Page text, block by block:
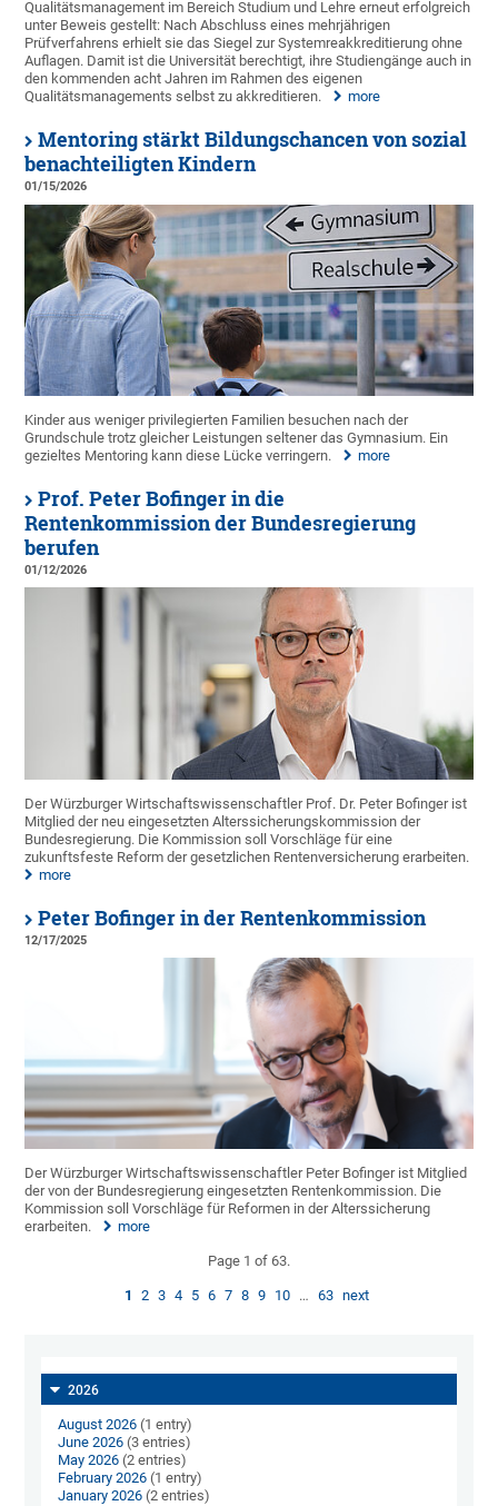
Qualitätsmanagement im Bereich Studium und Lehre erneut erfolgreich
unter Beweis gestellt: Nach Abschluss eines mehrjährigen
Prüfverfahrens erhielt sie das Siegel zur Systemreakkreditierung ohne
Auflagen. Damit ist die Universität berechtigt, ihre Studiengänge auch in
den kommenden acht Jahren im Rahmen des eigenen
Qualitätsmanagements selbst zu akkreditieren.
more
Mentoring stärkt Bildungschancen von sozial
benachteiligten Kindern
01/15/2026
Kinder aus weniger privilegierten Familien besuchen nach der
Grundschule trotz gleicher Leistungen seltener das Gymnasium. Ein
gezieltes Mentoring kann diese Lücke verringern.
more
Prof. Peter Bofinger in die
Rentenkommission der Bundesregierung
berufen
01/12/2026
Der Würzburger Wirtschaftswissenschaftler Prof. Dr. Peter Bofinger ist
Mitglied der neu eingesetzten Alterssicherungskommission der
Bundesregierung. Die Kommission soll Vorschläge für eine
zukunftsfeste Reform der gesetzlichen Rentenversicherung erarbeiten.
more
Peter Bofinger in der Rentenkommission
12/17/2025
Der Würzburger Wirtschaftswissenschaftler Peter Bofinger ist Mitglied
der von der Bundesregierung eingesetzten Rentenkommission. Die
Kommission soll Vorschläge für Reformen in der Alterssicherung
erarbeiten.
more
Page 1 of 63.
1 2 3 4 5 6 7 8 9 10 … 63 next
2026
August 2026 (1 entry)
June 2026 (3 entries)
May 2026 (2 entries)
February 2026 (1 entry)
January 2026 (2 entries)